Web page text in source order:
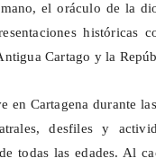
el oráculo de la
históricas
Cartago y la
en Cartagena durante
desfiles y
todas las edades. Al